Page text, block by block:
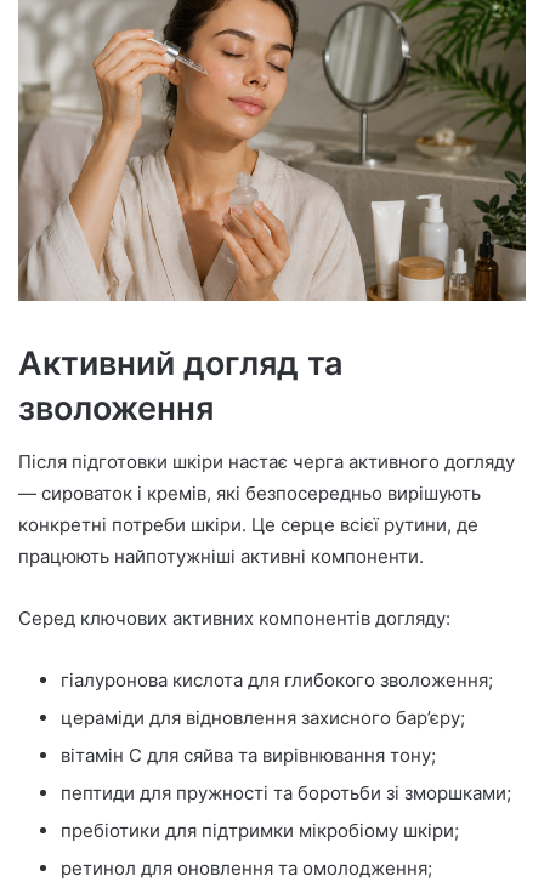
Активний догляд та
зволоження
Після підготовки шкіри настає черга активного догляду
— сироваток і кремів, які безпосередньо вирішують
конкретні потреби шкіри. Це серце всієї рутини, де
працюють найпотужніші активні компоненти.
Серед ключових активних компонентів догляду:
гіалуронова кислота для глибокого зволоження;
цераміди для відновлення захисного бар’єру;
вітамін С для сяйва та вирівнювання тону;
пептиди для пружності та боротьби зі зморшками;
пребіотики для підтримки мікробіому шкіри;
ретинол для оновлення та омолодження;